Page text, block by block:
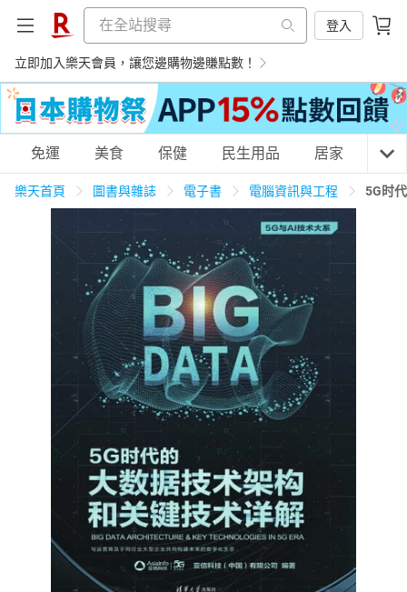
登入
立即加入樂天會員，讓您邊購物邊賺點數！
購物網分類
美食蛋糕 養生保健
居家生活 3C家電 運動休閒
男裝 化妝保養 情趣用品
電子/紙本書
HOT
免運 美食 保健 民生用品 居家 3C
樂天首頁 圖書與雜誌 電子書 電腦資訊與工程 5G时